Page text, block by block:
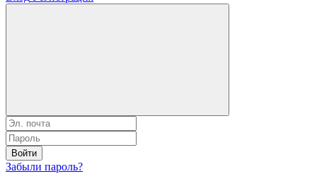
Войти
Забыли пароль?